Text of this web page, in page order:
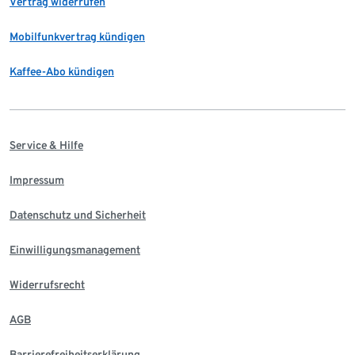
Mobilfunkvertrag kündigen
Kaffee-Abo kündigen
Service & Hilfe
Impressum
Datenschutz und Sicherheit
Einwilligungsmanagement
Widerrufsrecht
AGB